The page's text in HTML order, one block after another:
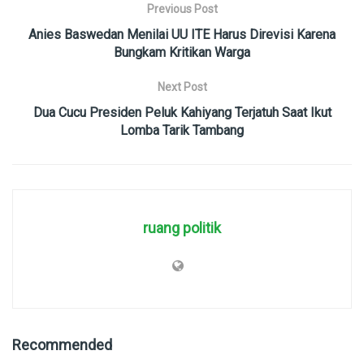
Previous Post
Anies Baswedan Menilai UU ITE Harus Direvisi Karena
Bungkam Kritikan Warga
Next Post
Dua Cucu Presiden Peluk Kahiyang Terjatuh Saat Ikut
Lomba Tarik Tambang
ruang politik
Recommended